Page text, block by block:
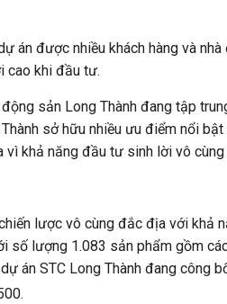
án được nhiều khách hàng và
cao khi đầu tư.
sản Long Thành đang tập
sở hữu nhiều ưu điểm nổi
vì khả năng đầu tư sinh lời vô cùng
lược vô cùng đắc địa với khả
số lượng 1.083 sản phẩm gồm
án STC Long Thành đang công